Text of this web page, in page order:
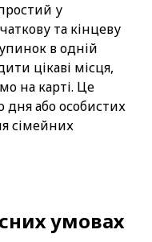
у
та кінцеву
в одній
цікаві місця,
на карті. Це
дня або особистих
сімейних
умовах